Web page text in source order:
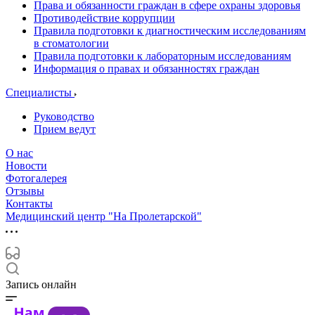
Права и обязанности граждан в сфере охраны здоровья
Противодействие коррупции
Правила подготовки к диагностическим исследованиям
в стоматологии
Правила подготовки к лабораторным исследованиям
Информация о правах и обязанностях граждан
Специалисты
Руководство
Прием ведут
О нас
Новости
Фотогалерея
Отзывы
Контакты
Медицинский центр "На Пролетарской"
Запись онлайн